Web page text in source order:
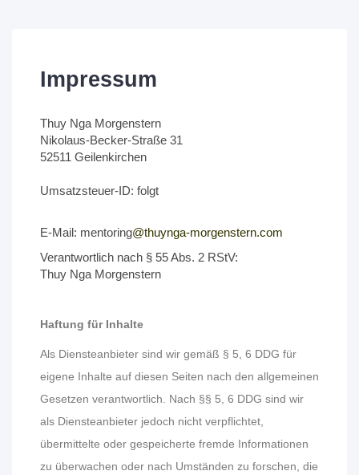
Impressum
Thuy Nga Morgenstern
Nikolaus-Becker-Straße 31
52511 Geilenkirchen
Umsatzsteuer-ID: folgt
E-Mail: mentoring@thuynga-morgenstern.com
Verantwortlich nach § 55 Abs. 2 RStV:
Thuy Nga Morgenstern
Haftung für Inhalte
Als Diensteanbieter sind wir gemäß § 5, 6 DDG für
eigene Inhalte auf diesen Seiten nach den allgemeinen
Gesetzen verantwortlich. Nach §§ 5, 6 DDG sind wir
als Diensteanbieter jedoch nicht verpflichtet,
übermittelte oder gespeicherte fremde Informationen
zu überwachen oder nach Umständen zu forschen, die